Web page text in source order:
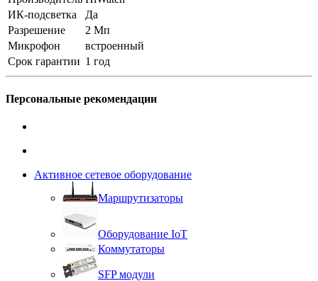
ИК-подсветка
Да
Разрешение
2 Мп
Микрофон
встроенный
Срок гарантии 1 год
Персональные рекомендации
Активное сетевое оборудование
Маршрутизаторы
Оборудование IoT
Коммутаторы
SFP модули